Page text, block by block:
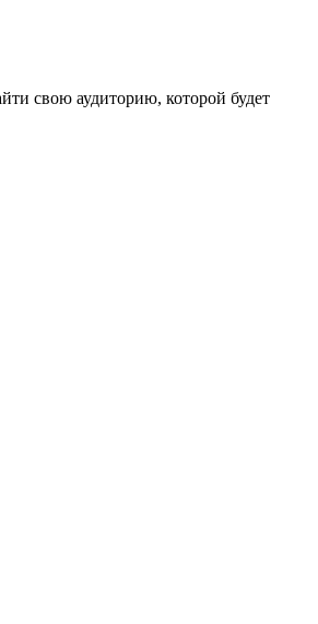
свою аудиторию, которой будет